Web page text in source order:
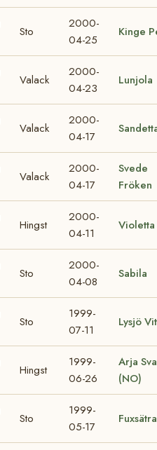
Sto
2000-
04-25
Kinge
Valack
2000-
04-23
Lunjola
Valack
2000-
04-17
Valack
2000-
04-17
Svede
Fröken
Hingst
2000-
04-11
Violetta
Sto
2000-
04-08
Sabila
Sto
1999-
07-11
Lysjö
Hingst
1999-
06-26
Arja
(NO)
Sto
1999-
05-17
Fuxsätra